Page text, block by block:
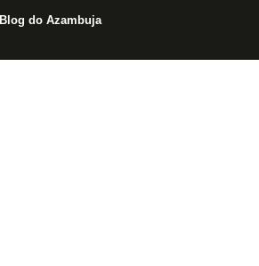
Blog do Azambuja